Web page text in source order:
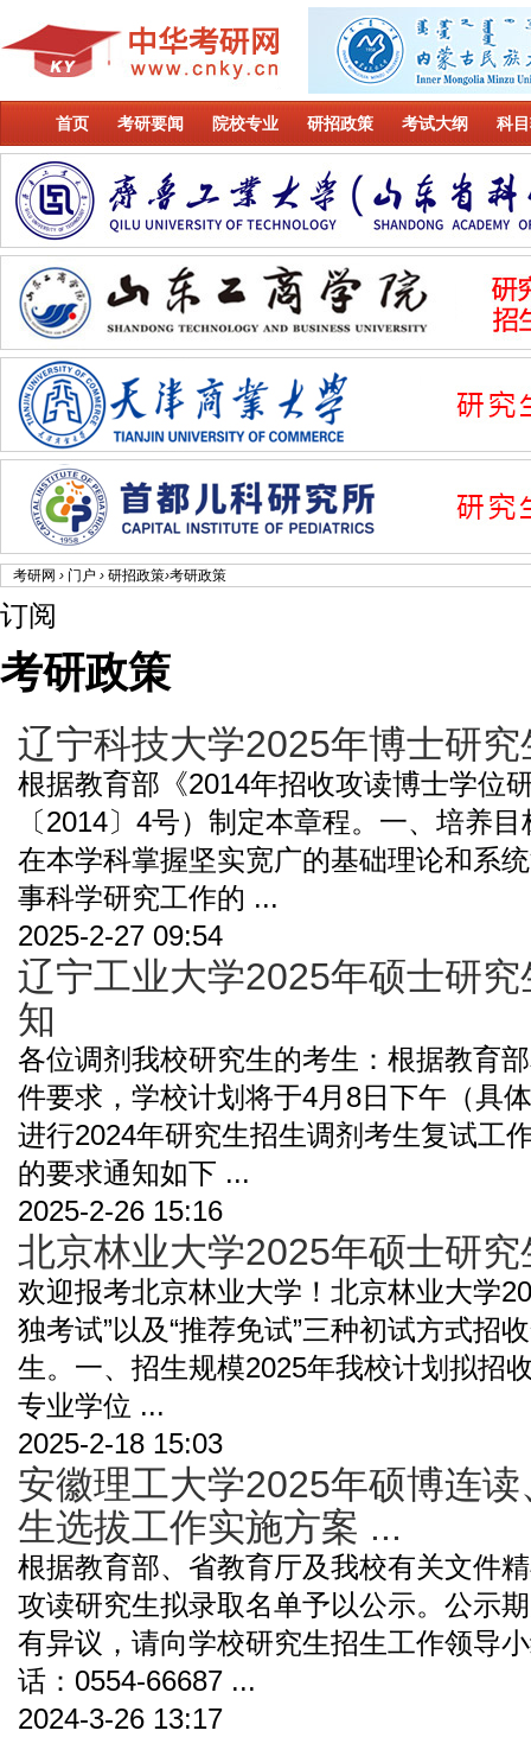
首页 考研要闻 院校专业 研招政策 考试大纲 科
考研网 › 门户 › 研招政策›考研政策
订阅
考研政策
辽宁科技大学2025年博士研
根据教育部《2014年招收攻读博士学位
〔2014〕4号）制定本章程。一、培养
在本学科掌握坚实宽广的基础理论和系
事科学研究工作的 ...
2025-2-27 09:54
辽宁工业大学2025年硕士研
知
各位调剂我校研究生的考生：根据教育
件要求，学校计划将于4月8日下午（具
进行2024年研究生招生调剂考生复试工
的要求通知如下 ...
2025-2-26 15:16
北京林业大学2025年硕士研
欢迎报考北京林业大学！北京林业大学
独考试”以及“推荐免试”三种初试方式招
生。一、招生规模2025年我校计划拟招
专业学位 ...
2025-2-18 15:03
安徽理工大学2025年硕博连
生选拔工作实施方案 ...
根据教育部、省教育厅及我校有关文件
攻读研究生拟录取名单予以公示。公示
有异议，请向学校研究生招生工作领导
话：0554-66687 ...
2024-3-26 13:17